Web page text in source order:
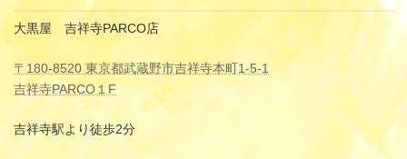
大黒屋 吉祥寺PARCO店
〒180-8520 東京都武蔵野市吉祥寺本町1-5-1
吉祥寺PARCO１F
吉祥寺駅より徒歩2分